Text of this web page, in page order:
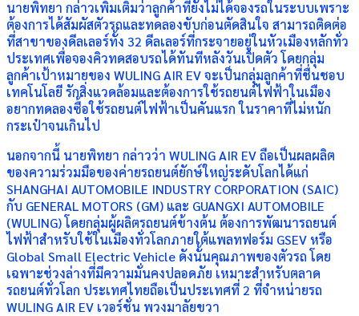
นายพิทยา กล่าวเพิ่มเติมว่าลูกค้าที่ยังไม่ได้จองรถในระบบเพราะ
ต้องการได้สัมผัสตัวรถและทดลองขับก่อนตัดสินใจ สามารถติดต่อ
ที่สาขาของดีลเลอร์ทั้ง 32 ดีลเลอร์ที่กระจายอยู่ในหัวเมืองหลักทั่ว
ประเทศเพื่อจองคิวทดสอบรถได้ทันทีหลังวันเปิดตัว โดยกลุ่ม
ลูกค้าเป้าหมายของ WULING AIR EV จะเป็นกลุ่มลูกค้าที่ชื่นชอบ
เทคโนโลยี รักสิ่งแวดล้อมและต้องการใช้รถยนต์ไฟฟ้าในเมือง
อยากทดลองซื้อใช้รถยนต์ไฟฟ้าเป็นคันแรก ในราคาที่ไม่หนัก
กระเป๋าจนเกินไป
นอกจากนี้ นายพิทยา กล่าวว่า WULING AIR EV ถือเป็นผลผลิต
ของความร่วมมือของค่ายรถยนต์ยักษ์ใหญ่ระดับโลกได้แก่
SHANGHAI AUTOMOBILE INDUSTRY CORPORATION (SAIC)
กับ GENERAL MOTORS (GM) และ GUANGXI AUTOMOBILE
(WULING) โดยกลุ่มผู้ผลิตรถยนต์ข้างต้น ต้องการพัฒนารถยนต์
ไฟฟ้าสำหรับใช้ในเมืองทั่วโลกภายใต้แพลทฟอร์ม GSEV หรือ
Global Small Electric Vehicle ดังนั้นคุณภาพของตัวรถ โดย
เฉพาะช่วงล่างที่มีความมั่นคงปลอดภัย เหมาะสำหรับตลาด
รถยนต์ทั่วโลก ประเทศไทยถือเป็นประเทศที่ 2 ที่จำหน่ายรถ
WULING AIR EV เวอร์ชั่น พวงมาลัยขวา